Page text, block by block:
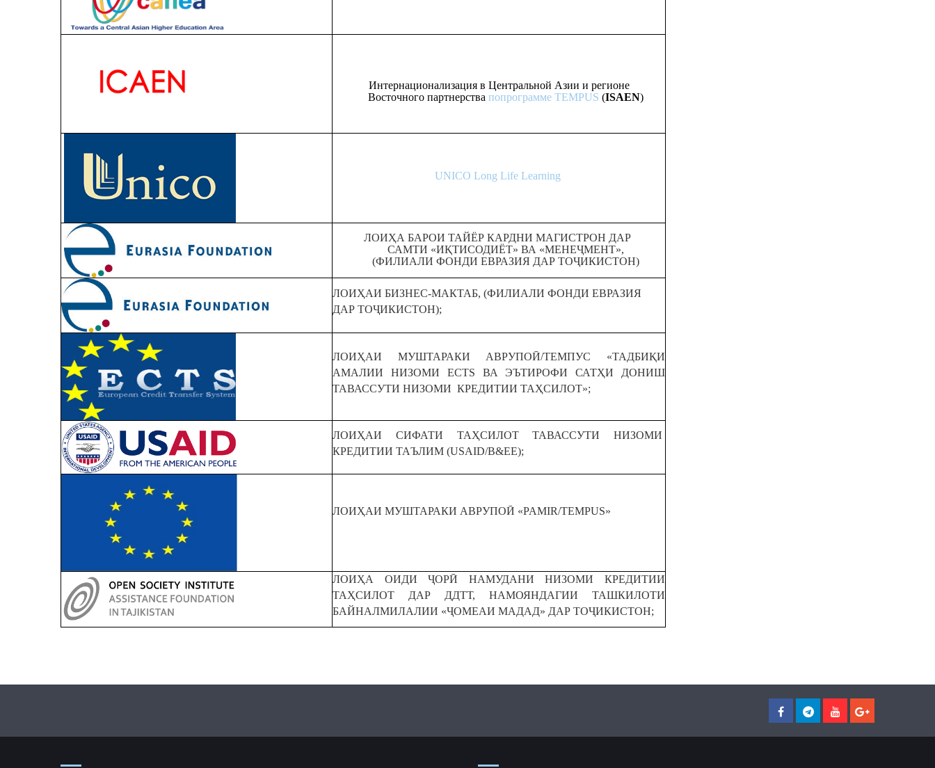
Интернационализация в Центральной Азии и регионе
Восточного партнерства попрограмме TEMPUS (ISAEN)
UNICO Long Life Learning
ЛОИҲА БАРОИ ТАЙЁР КАРДНИ МАГИСТРОН ДАР
САМТИ «ИҚТИСОДИЁТ» ВА «МЕНЕҶМЕНТ»,
(ФИЛИАЛИ ФОНДИ ЕВРАЗИЯ ДАР ТОҶИКИСТОН)
ЛОИҲАИ БИЗНЕС-МАКТАБ, (ФИЛИАЛИ ФОНДИ ЕВРАЗИЯ
ДАР ТОҶИКИСТОН);
ЛОИҲАИ МУШТАРАКИ АВРУПОӢ/ТЕМПУС «ТАДБИҚИ
АМАЛИИ НИЗОМИ ECTS ВА ЭЪТИРОФИ САТҲИ ДОНИШ
ТАВАССУТИ НИЗОМИ КРЕДИТИИ ТАҲСИЛОТ»;
ЛОИҲАИ СИФАТИ ТАҲСИЛОТ ТАВАССУТИ НИЗОМИ
КРЕДИТИИ ТАЪЛИМ (USAID/B&EE);
ЛОИҲАИ МУШТАРАКИ АВРУПОӢ «PAMIR/TEMPUS»
ЛОИҲА ОИДИ ҶОРӢ НАМУДАНИ НИЗОМИ КРЕДИТИИ
ТАҲСИЛОТ ДАР ДДТТ, НАМОЯНДАГИИ ТАШКИЛОТИ
БАЙНАЛМИЛАЛИИ «ҶОМЕАИ МАДАД» ДАР ТОҶИКИСТОН;